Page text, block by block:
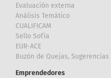
Evaluación externa
Análisis Temático
CUALIFICAM
Sello Sofía
EUR-ACE
Buzón de Quejas,
Emprendedores